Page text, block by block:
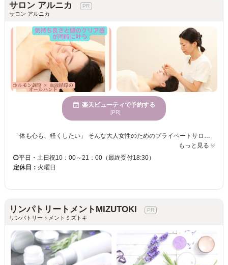
サロン アルニカ
サロン アルニカ
楽天ビューティで予約する
[PR]
「体も心も、軽くしたい」 そんな大人女性のためのプライベートサロン。 自律神経・ホルモン・感情のバランスを整え、 体の深部から“めぐり”を促す施術を行っています。 室内に漂う香りと手技で深いリラックスを引き出し、姿勢や冷え・むくみの根本改善にアプローチします。。 脳神経や感情の緊張までやさしくゆるめ、肌質や透明感・表情の柔らかさを取り戻します。 「整える」「ゆるめる」「めぐらせる」 そのすべてを叶える上質な時間をお過ごしください。 サロンアルニカは、施術歴15年のセラピストが行う完全予約制サロンです。 あなただけの“心身がよみがえる時間”を、どうぞご体感ください。 (自律神経,不眠,更年期,冷え性,むくみ,姿勢改善,心理ケア,ホルモンバランス,神戸,女性専用,プライベートサロン)
もっと見る
平日・土日祝10：00～21：00（最終受付18:30）
定休日： 火曜日
リンパトリートメントMIZUTOKI
リンパトリートメントミズトキ